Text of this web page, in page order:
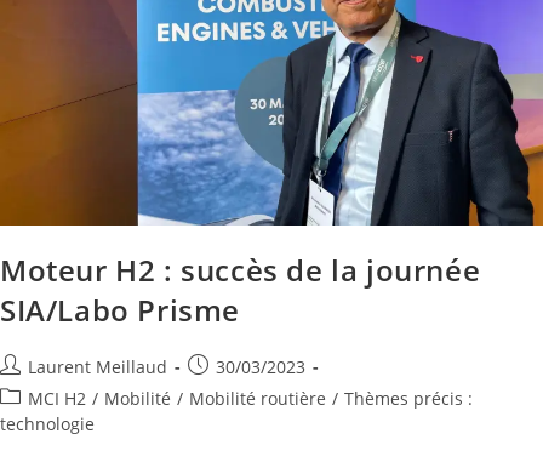
Moteur H2 : succès de la journée
SIA/Labo Prisme
Laurent Meillaud
30/03/2023
MCI H2 / Mobilité / Mobilité routière / Thèmes précis :
technologie